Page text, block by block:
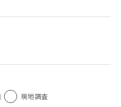
現地調査